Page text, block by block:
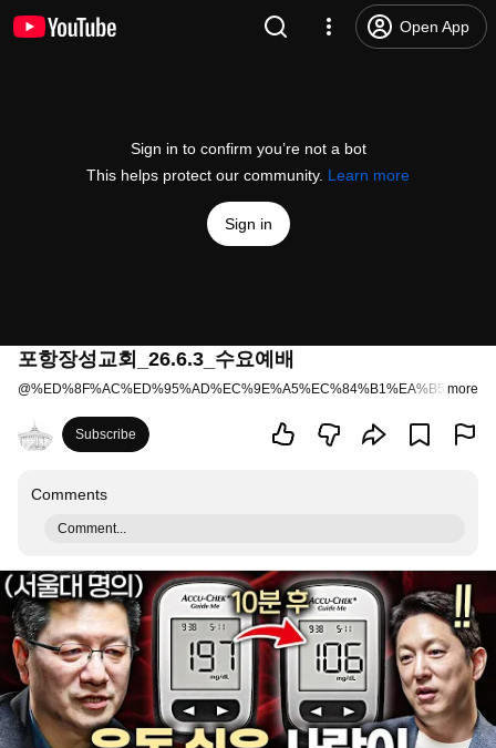
Open App
Sign in to confirm you’re not a bot
This helps protect our community. Learn more
Sign in
포항장성교회_26.6.3_수요예배
@ more
Subscribe
Comments
Comment...